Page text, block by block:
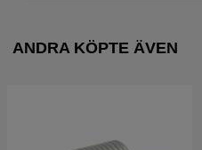
ANDRA KÖPTE ÄVEN